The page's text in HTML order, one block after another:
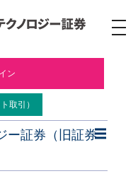
ナ
ビ
ン
取引）
ー証券（旧証券